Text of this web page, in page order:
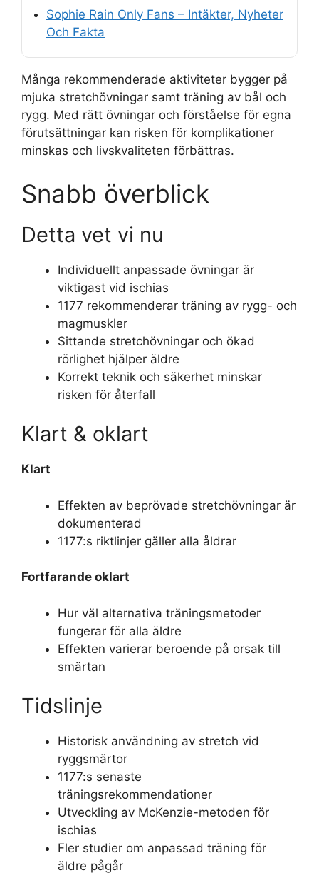
Sophie Rain Only Fans – Intäkter, Nyheter
Och Fakta
Många rekommenderade aktiviteter bygger på
mjuka stretchövningar samt träning av bål och
rygg. Med rätt övningar och förståelse för egna
förutsättningar kan risken för komplikationer
minskas och livskvaliteten förbättras.
Snabb överblick
Detta vet vi nu
Individuellt anpassade övningar är
viktigast vid ischias
1177 rekommenderar träning av rygg- och
magmuskler
Sittande stretchövningar och ökad
rörlighet hjälper äldre
Korrekt teknik och säkerhet minskar
risken för återfall
Klart & oklart
Klart
Effekten av beprövade stretchövningar är
dokumenterad
1177:s riktlinjer gäller alla åldrar
Fortfarande oklart
Hur väl alternativa träningsmetoder
fungerar för alla äldre
Effekten varierar beroende på orsak till
smärtan
Tidslinje
Historisk användning av stretch vid
ryggsmärtor
1177:s senaste
träningsrekommendationer
Utveckling av McKenzie-metoden för
ischias
Fler studier om anpassad träning för
äldre pågår